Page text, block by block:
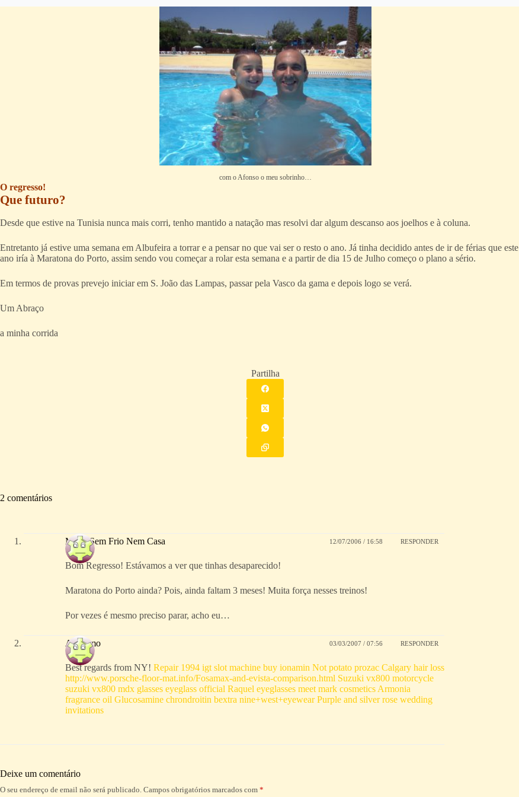
com o Afonso o meu sobrinho…
O regresso!
Que futuro?
Desde que estive na Tunisia nunca mais corri, tenho mantido a natação mas resolvi dar algum descanso aos joelhos e à coluna.
Entretanto já estive uma semana em Albufeira a torrar e a pensar no que vai ser o resto o ano. Já tinha decidido antes de ir de férias que este
ano iría à Maratona do Porto, assim sendo vou começar a rolar esta semana e a partir de dia 15 de Julho começo o plano a sério.
Em termos de provas prevejo iniciar em S. João das Lampas, passar pela Vasco da gama e depois logo se verá.
Um Abraço
a minha corrida
Partilha
2 comentários
Maria Sem Frio Nem Casa 12/07/2006 / 16:58 RESPONDER
Bom Regresso! Estávamos a ver que tinhas desaparecido!
Maratona do Porto ainda? Pois, ainda faltam 3 meses! Muita força nesses treinos!
Por vezes é mesmo preciso parar, acho eu…
Anónimo 03/03/2007 / 07:56 RESPONDER
Best regards from NY! Repair 1994 igt slot machine buy ionamin Not potato prozac Calgary hair loss
http://www.porsche-floor-mat.info/Fosamax-and-evista-comparison.html Suzuki vx800 motorcycle
suzuki vx800 mdx glasses eyeglass official Raquel eyeglasses meet mark cosmetics Armonia
fragrance oil Glucosamine chrondroitin bextra nine+west+eyewear Purple and silver rose wedding
invitations
Deixe um comentário
O seu endereço de email não será publicado. Campos obrigatórios marcados com *
A